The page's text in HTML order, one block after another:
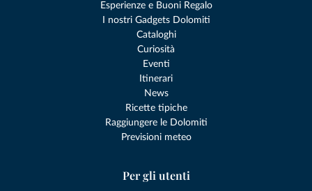
Esperienze e Buoni Regalo
I nostri Gadgets Dolomiti
Cataloghi
Curiosità
Eventi
Itinerari
News
Ricette tipiche
Raggiungere le Dolomiti
Previsioni meteo
Per gli utenti